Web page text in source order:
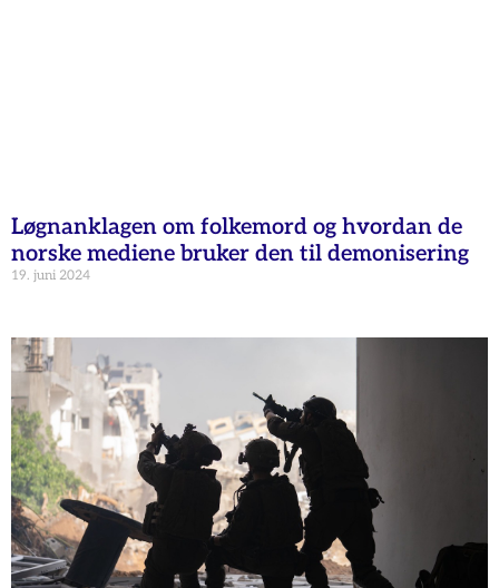
Løgnanklagen om folkemord og hvordan de
norske mediene bruker den til demonisering
19. juni 2024